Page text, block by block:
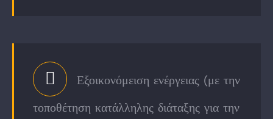
Εξοικονόμειση ενέργειας (με την
τοποθέτηση κατάλληλης διάταξης για την